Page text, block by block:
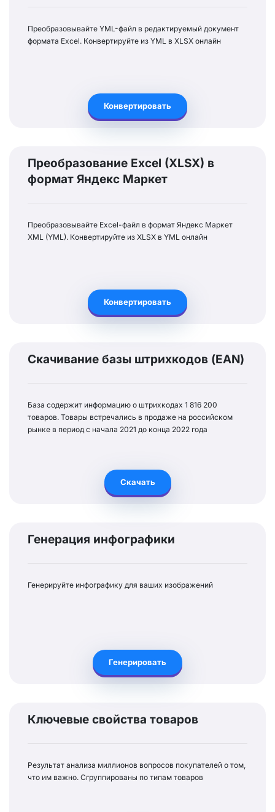
Преобразовывайте YML-файл в редактируемый документ
формата Excel. Конвертируйте из YML в XLSX онлайн
Конвертировать
Преобразование Excel (XLSX) в
формат Яндекс Маркет
Преобразовывайте Excel-файл в формат Яндекс Маркет
XML (YML). Конвертируйте из XLSX в YML онлайн
Конвертировать
Скачивание базы штрихкодов (EAN)
База содержит информацию о штрихкодах 1 816 200
товаров. Товары встречались в продаже на российском
рынке в период с начала 2021 до конца 2022 года
Скачать
Генерация инфографики
Генерируйте инфографику для ваших изображений
Генерировать
Ключевые свойства товаров
Результат анализа миллионов вопросов покупателей о том,
что им важно. Сгруппированы по типам товаров